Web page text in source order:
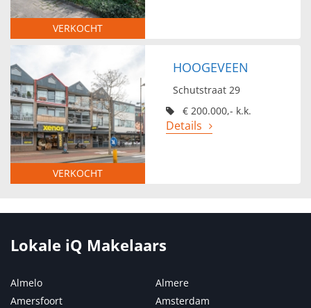
VERKOCHT
VERKOCHT
HOOGEVEEN
Schutstraat 29
€ 200.000,- k.k.
Details
Lokale iQ Makelaars
Almelo
Almere
Amersfoort
Amsterdam